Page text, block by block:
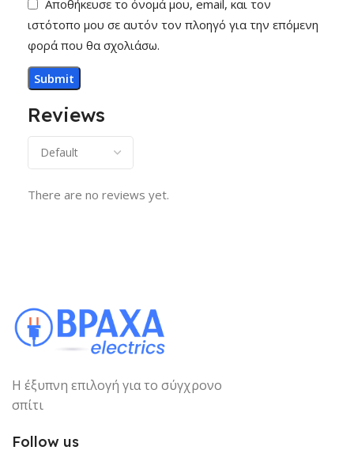
Reviews
There are no reviews yet.
Αποθήκευσε το όνομά μου, email, και τον
ιστότοπο μου σε αυτόν τον πλοηγό για την επόμενη
φορά που θα σχολιάσω.
Η έξυπνη επιλογή για το σύγχρονο
σπίτι
Follow us